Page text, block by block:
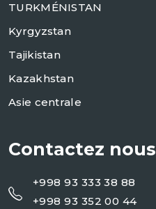
TURKMÉNISTAN
Kyrgyzstan
Tajikistan
Kazakhstan
Asie centrale
Contactez nous
+998 93 333 38 88
+998 93 352 00 44